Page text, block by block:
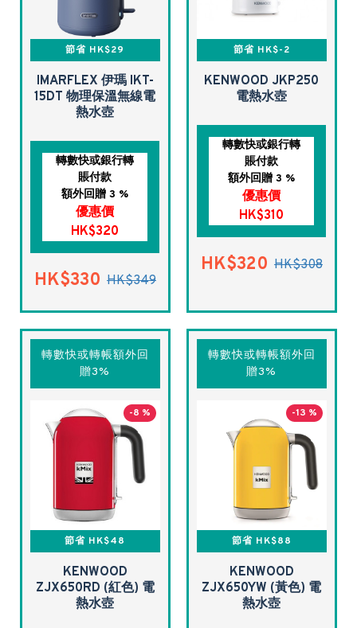
節省 HK$29
IMARFLEX 伊瑪 IKT-
15DT 物理保溫無線電
熱水壺
轉數快或銀行轉
賬付款
額外回贈 3 %
優惠價
HK$320
HK$330 HK$349
節省 HK$-2
KENWOOD JKP250
電熱水壺
轉數快或銀行轉
賬付款
額外回贈 3 %
優惠價
HK$310
HK$320 HK$308
轉數快或轉帳額外回
贈3%
-8 %
節省 HK$48
KENWOOD
ZJX650RD (紅色) 電
熱水壺
轉數快或轉帳額外回
贈3%
-13 %
節省 HK$88
KENWOOD
ZJX650YW (黃色) 電
熱水壺